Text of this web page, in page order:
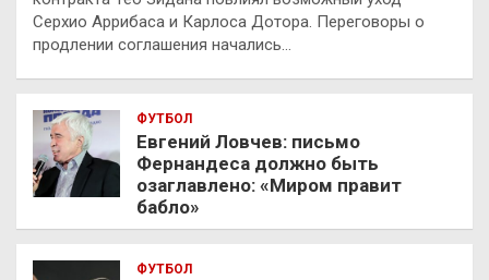
Серхио Аррибаса и Карлоса Дотора. Переговоры о
продлении соглашения начались…
ФУТБОЛ
Евгений Ловчев: письмо
Фернандеса должно быть
озаглавлено: «Миром правит
бабло»
ФУТБОЛ